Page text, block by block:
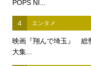
POPS NI...
4 エンタメ
映画『翔んで埼玉』 総
大集...